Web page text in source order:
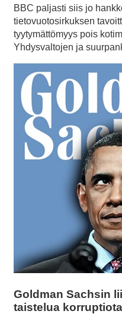
BBC paljasti siis jo
tietovuotosirkuksen
tyytymättömyys pois
Yhdysvaltojen ja
Goldman Sachsin
taistelua